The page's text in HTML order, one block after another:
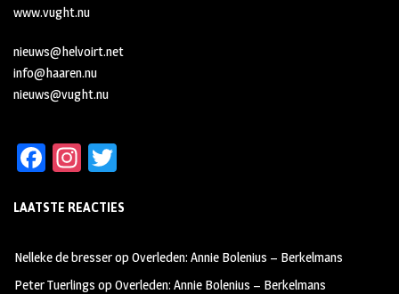
www.vught.nu
nieuws@helvoirt.net
info@haaren.nu
nieuws@vught.nu
Fa
b
oo
k
In
ag
m
tt
LAATSTE REACTIES
Nelleke de bresseropOverleden: Annie Bolenius – Berkelmans
Peter Tuerlings opOverleden: Annie Bolenius – Berkelmans